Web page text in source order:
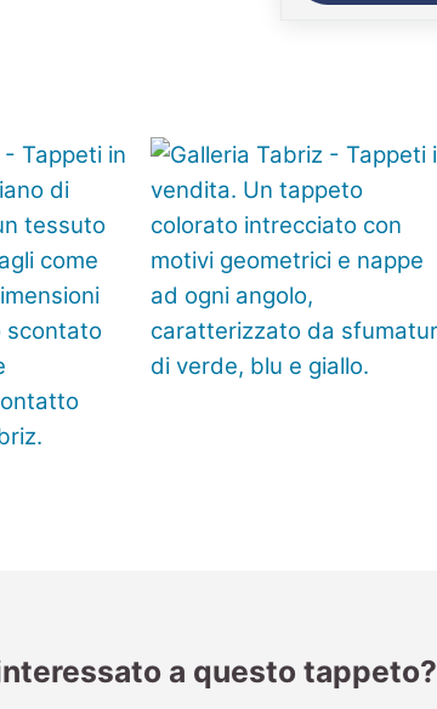
a questo